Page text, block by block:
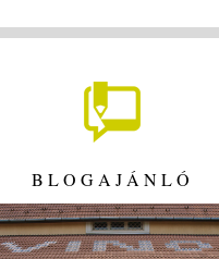
BLOGAJÁNLÓ